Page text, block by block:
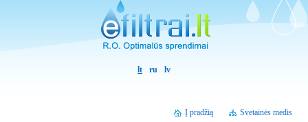
lt ru lv
Svetainės medis
Į pradžią